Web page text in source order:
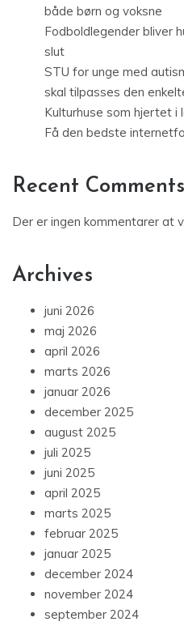
både børn og voksne
Fodboldlegender bliver
slut
STU for unge med
skal tilpasses den
Kulturhuse som hjertet i
Få den bedste
Recent Comments
Der er ingen kommentarer at
Archives
juni 2026
maj 2026
april 2026
marts 2026
januar 2026
december 2025
august 2025
juli 2025
juni 2025
april 2025
marts 2025
februar 2025
januar 2025
december 2024
november 2024
september 2024